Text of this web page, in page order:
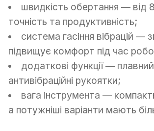
швидкість обертання —
точність та продуктивність;
система гасіння вібрацій
підвищує комфорт під час
додаткові функції —
антивібраційні рукоятки;
вага інструмента —
а потужніші варіанти мають